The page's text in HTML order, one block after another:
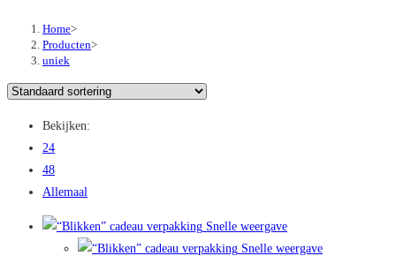
Home>
Producten>
uniek
Bekijken:
24
48
Allemaal
Snelle weergave
Snelle weergave